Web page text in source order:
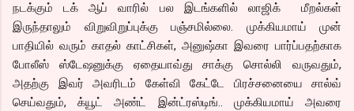
நடக்கும் டக் ஆப் வாரில் பல இடங்களில் லாஜிக் மீறல்கள்
இருந்தாலும் விறுவிறுப்புக்கு பஞ்சமில்லை. முக்கியமாய் முன்
பாதியில் வரும் காதல் காட்சிகள், அனுஷ்கா இவரை பார்ப்பதற்காக
போலீஸ் ஸ்டேஷனுக்கு ஏதையாவ்து சாக்கு சொல்லி வருவதும்,
அதற்கு இவர் அவரிடம் கேள்வி கேட்டே பிரச்சனையை சால்வ்
செய்வதும், க்யூட் அண்ட் இன்ட்ரஸ்டிங்.. முக்கியமாய் அவரை